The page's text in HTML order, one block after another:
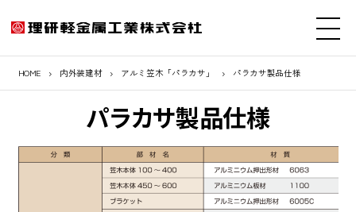
HOME 内外装建材 アルミ笠木「パラカサ」 パラカサ製品仕様
パラカサ製品仕様